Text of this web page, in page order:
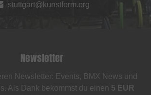
stuttgart@kunstform.org
Newsletter
Newsletter: Events, BMX News und
Als Dank bekommst du einen 5 EUR